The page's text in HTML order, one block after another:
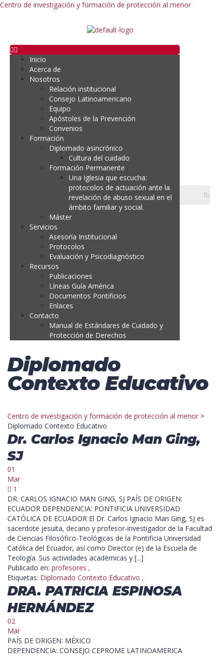
Centro de investigación y formación de protección al menor
Inicio
Acerca de
Nosotros
Relación institucional
Consejo Latinoamericano
Equipo
Apóstoles de la Prevención
Convenios
Formación
Diplomado asincrónico
Cultura del cuidado
Formación Permanente
Una Iglesia que escucha:
protocolos de actuación ante la
revelación de abuso sexual en el
ámbito familiar y social.
Máster
Servicios
Asesoría Institucional
Protocolos
Evaluación y Psicodiagnóstico
Recursos
Publicaciones
Líneas Guía América
Documentos Pontificios
Enlaces
Contacto
Manual de Estándares de Cuidado y
Protección de Derechos
Diplomado
Contexto Educativo
Centro de investigación y formación de protección al menor >
Diplomado Contexto Educativo
Dr. Carlos Ignacio Man Ging,
SJ
01
Mar
1
DR. CARLOS IGNACIO MAN GING, SJ PAÍS DE ORIGEN:
ECUADOR DEPENDENCIA: PONTIFICIA UNIVERSIDAD
CATÓLICA DE ECUADOR El Dr. Carlos Ignacio Man Ging, SJ es
sacerdote jesuita, decano y profesor-investigador de la Facultad
de Ciencias Filosófico-Teológicas de la Pontificia Universidad
Católica del Ecuador, así como Director (e) de la Escuela de
Teología. Sus actividades académicas y [...]
Publicado en: profesores ,
Etiquetas: Diplomado Contexto Educativo ,
DRA. PATRICIA ESPINOSA
HERNÁNDEZ
02
Mar
PAÍS DE ORIGEN: MÉXICO
DEPENDENCIA: CONSEJO CEPROME LATINOAMERICA